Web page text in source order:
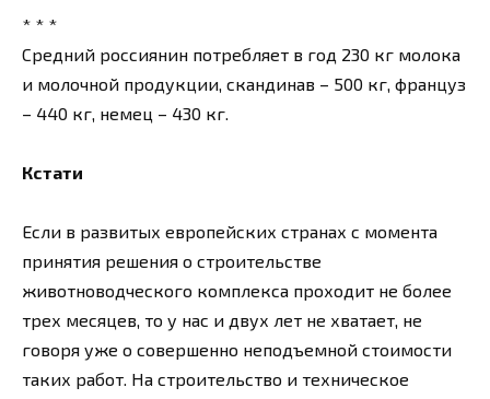
* * *
Средний россиянин потребляет в год 230 кг молока
и молочной продукции, скандинав – 500 кг, француз
– 440 кг, немец – 430 кг.
Кстати
Если в развитых европейских странах с момента
принятия решения о строительстве
животноводческого комплекса проходит не более
трех месяцев, то у нас и двух лет не хватает, не
говоря уже о совершенно неподъемной стоимости
таких работ. На строительство и техническое